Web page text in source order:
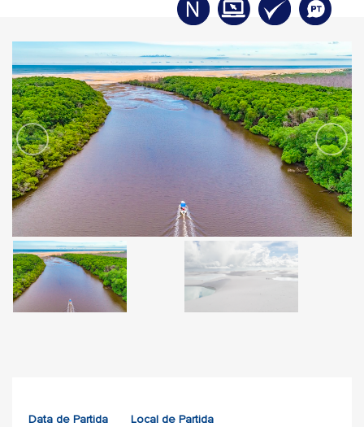
Data de Partida Local de Partida